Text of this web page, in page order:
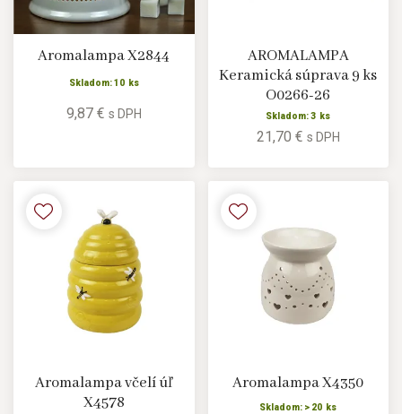
Aromalampa X2844
Skladom: 10 ks
9,87 € s DPH
AROMALAMPA
Keramická súprava 9 ks
O0266-26
Skladom: 3 ks
21,70 € s DPH
Aromalampa včelí úľ
X4578
Aromalampa X4350
Skladom: > 20 ks